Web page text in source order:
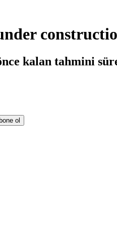
kalan tahmini